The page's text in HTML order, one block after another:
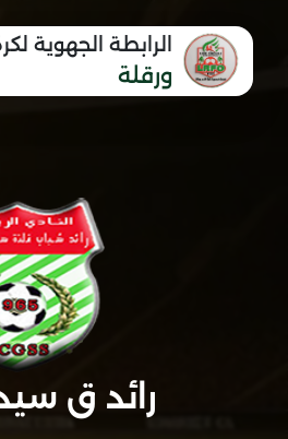
الرابطة الجهوية
ورقلة
رائد ق